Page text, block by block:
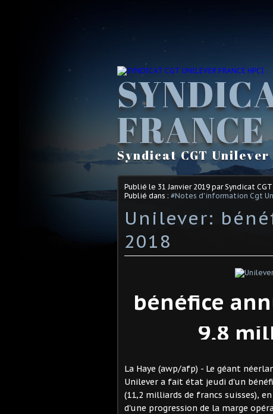
Syndicat CGT
Publié le 31 Janvier 2019 par Syndicat
Publié dans : #Notes d'information Cgt
Unilever:
2018
bénéfice
9,8
La Haye (awp/afp) - Le géant
Unilever a fait état jeudi d'un
(11,2 milliards de francs suisses),
d'une progression de la marge